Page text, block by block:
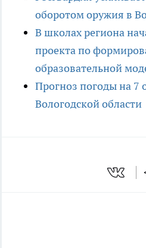
оборотом оружия в
В школах региона
проекта по
образовательной
Прогноз погоды на 7
Вологодской области